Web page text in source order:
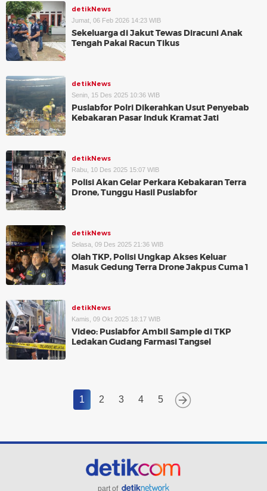
detikNews
Jumat, 06 Feb 2026 14:23 WIB
Sekeluarga di Jakut Tewas Diracuni Anak
Tengah Pakai Racun Tikus
detikNews
Senin, 15 Des 2025 10:36 WIB
Puslabfor Polri Dikerahkan Usut Penyebab
Kebakaran Pasar Induk Kramat Jati
detikNews
Rabu, 10 Des 2025 15:07 WIB
Polisi Akan Gelar Perkara Kebakaran Terra
Drone, Tunggu Hasil Puslabfor
detikNews
Selasa, 09 Des 2025 21:36 WIB
Olah TKP, Polisi Ungkap Akses Keluar
Masuk Gedung Terra Drone Jakpus Cuma 1
detikNews
Kamis, 09 Okt 2025 18:17 WIB
Video: Puslabfor Ambil Sample di TKP
Ledakan Gudang Farmasi Tangsel
1 2 3 4 5
part of